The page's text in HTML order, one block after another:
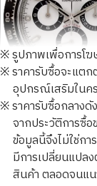
Rolex Daytona
White Dial
ราคารับซื้ออ้างอิง
THB 1,117,491.53
รับซื้อเมื่อ : มิถุนาย
※ รูปภาพเพื่อการโ
※ ราคารับซื้อจะแต
อุปกรณ์เสริมในค
※ ราคารับซื้อกลางดั
จากประวัติการซื้
ข้อมูลนี้จึงไม่ใช่กา
มีการเปลี่ยนแปล
สินค้า ตลอดจนแน